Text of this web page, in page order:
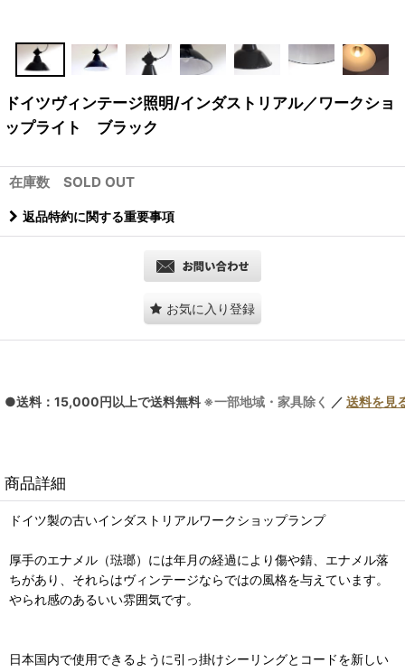
ドイツヴィンテージ照明/インダストリアル／ワークショ
ップライト ブラック
在庫数 SOLD OUT
返品特約に関する重要事項
お気に入り登録
●送料：15,000円以上で送料無料 ※一部地域・家具除く ／ 送料を見
商品詳細
ドイツ製の古いインダストリアルワークショップランプ
厚手のエナメル（琺瑯）には年月の経過により傷や錆、エナメル落
ちがあり、それらはヴィンテージならではの風格を与えています。
やられ感のあるいい雰囲気です。
日本国内で使用できるように引っ掛けシーリングとコードを新しい